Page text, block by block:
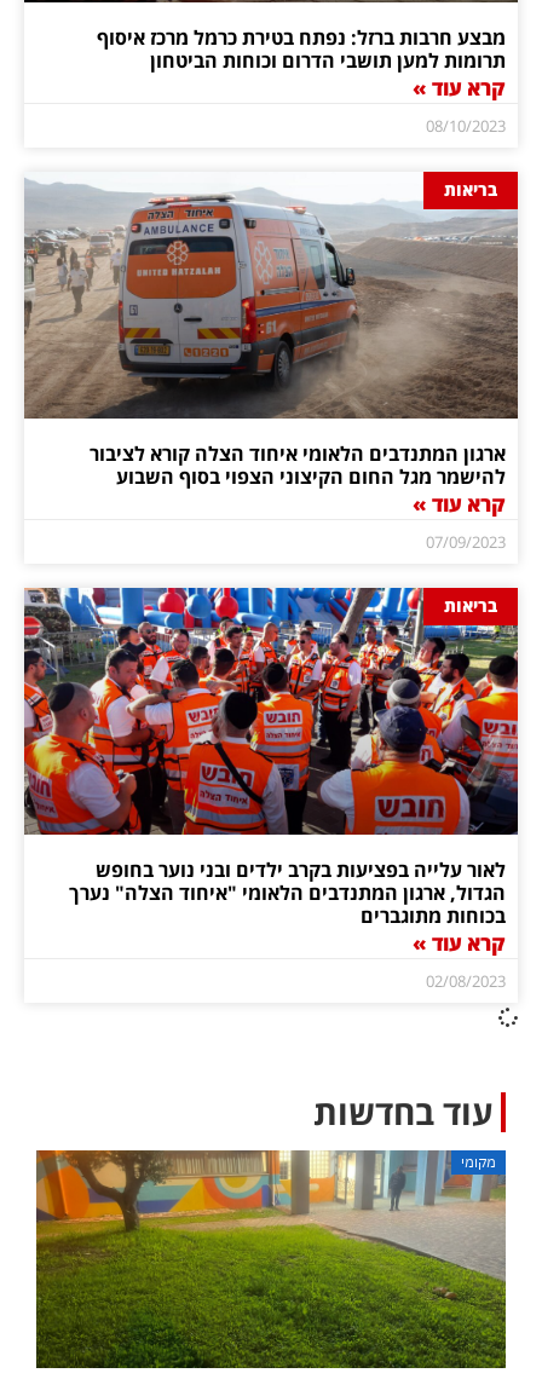
מבצע חרבות ברזל: נפתח בטירת כרמל מרכז איסוף
תרומות למען תושבי הדרום וכוחות הביטחון
קרא עוד »
08/10/2023
בריאות
ארגון המתנדבים הלאומי איחוד הצלה קורא לציבור
להישמר מגל החום הקיצוני הצפוי בסוף השבוע
קרא עוד »
07/09/2023
בריאות
לאור עלייה בפציעות בקרב ילדים ובני נוער בחופש
הגדול, ארגון המתנדבים הלאומי "איחוד הצלה" נערך
בכוחות מתוגברים
קרא עוד »
02/08/2023
עוד בחדשות
מקומי